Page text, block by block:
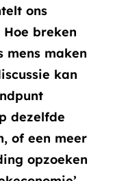
ons
Hoe breken
mens maken
kan
dezelfde
of een meer
opzoeken